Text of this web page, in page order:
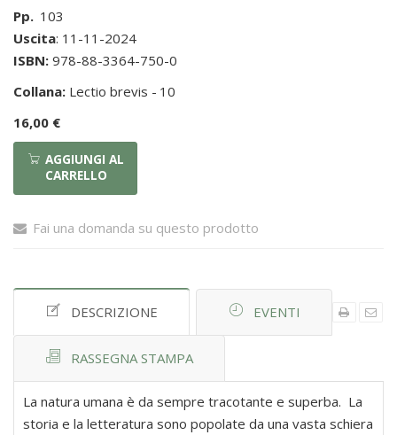
Pp. 103
Uscita: 11-11-2024
ISBN: 978-88-3364-750-0
Collana: Lectio brevis - 10
16,00 €
AGGIUNGI AL
CARRELLO
Fai una domanda su questo prodotto
DESCRIZIONE EVENTI
RASSEGNA STAMPA
La natura umana è da sempre tracotante e superba. La
storia e la letteratura sono popolate da una vasta schiera